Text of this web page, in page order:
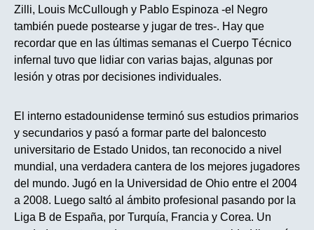
Zilli, Louis McCullough y Pablo Espinoza -el Negro
también puede postearse y jugar de tres-. Hay que
recordar que en las últimas semanas el Cuerpo Técnico
infernal tuvo que lidiar con varias bajas, algunas por
lesión y otras por decisiones individuales.
El interno estadounidense terminó sus estudios primarios
y secundarios y pasó a formar parte del baloncesto
universitario de Estado Unidos, tan reconocido a nivel
mundial, una verdadera cantera de los mejores jugadores
del mundo. Jugó en la Universidad de Ohio entre el 2004
a 2008. Luego saltó al ámbito profesional pasando por la
Liga B de España, por Turquía, Francia y Corea. Un